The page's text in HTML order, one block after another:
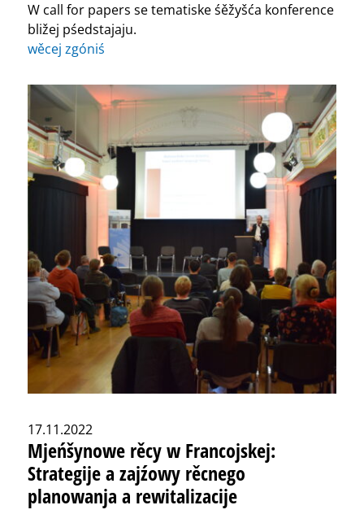
W call for papers se tematiske śěžyšća konference
bližej pśedstajaju.
wěcej zgóniś
17.11.2022
Mjeńšynowe rěcy w Francojskej:
Strategije a zajźowy rěcnego
planowanja a rewitalizacije